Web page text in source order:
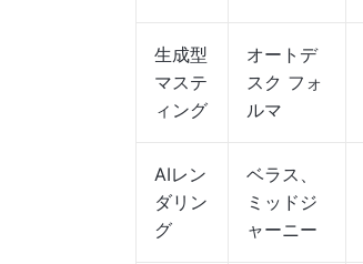
生成型
マステ
ィング
オートデ
スク フォ
ルマ
AIレン
ダリン
グ
ベラス、
ミッドジ
ャーニー